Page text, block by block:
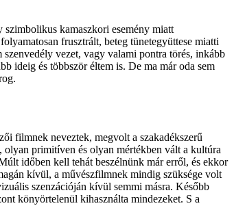
szimbolikus kamaszkori esemény miatt
frusztrált, beteg tünetegyüttese miatti
vezet, vagy valami pontra törés, inkább
ideig és többször éltem is. De ma már oda sem
filmnek neveztek, megvolt a szakadékszerű
primitíven és olyan mértékben vált a kultúra
időben kell tehát beszélnünk már erről, és ekkor
kívül, a művészfilmnek mindig szüksége volt
szenzációján kívül semmi másra. Később
könyörtelenül kihasználta mindezeket. S a